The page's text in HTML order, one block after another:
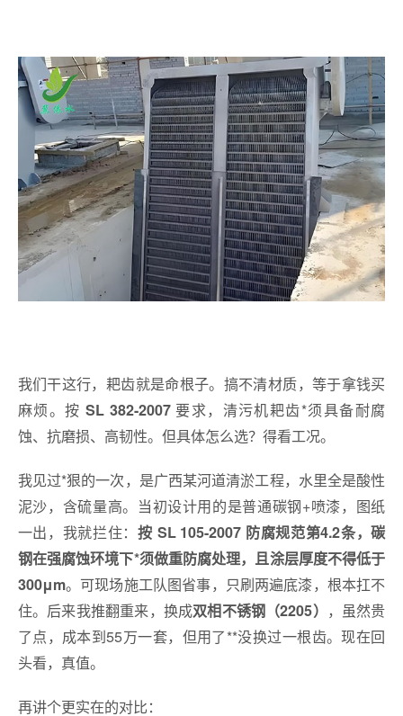
我们干这行，耙齿就是命根子。搞不清材质，等于拿钱买
麻烦。按SL 382-2007要求，清污机耙齿*须具备耐腐
蚀、抗磨损、高韧性。但具体怎么选？得看工况。
我见过*狠的一次，是广西某河道清淤工程，水里全是酸性
泥沙，含硫量高。当初设计用的是普通碳钢+喷漆，图纸
一出，我就拦住：按 SL 105-2007 防腐规范第4.2条，碳
钢在强腐蚀环境下*须做重防腐处理，且涂层厚度不得低于
300μm。可现场施工队图省事，只刷两遍底漆，根本扛不
住。后来我推翻重来，换成双相不锈钢（2205） ，虽然贵
了点，成本到55万一套，但用了**没换过一根齿。现在回
头看，真值。
再讲个更实在的对比：